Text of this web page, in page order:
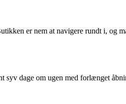
er nem at navigere rundt i, og
dage om ugen med forlænget